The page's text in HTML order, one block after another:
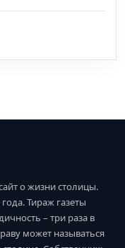
о жизни столицы.
года. Тираж газеты
– три раза в
может называться